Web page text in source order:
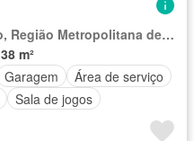
Região Imediata de São Paulo, Região Metropolitana de São Paulo
38 m²
Garagem
Área de serviço
Sala de jogos